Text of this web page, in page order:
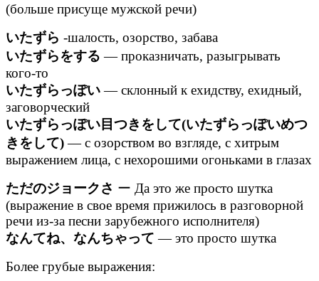
(больше присуще мужской речи)
いたずら -шалость, озорство, забава
いたずらをする — проказничать, разыгрывать
кого-то
いたずらっぽい— склонный к ехидству, ехидный,
заговорческий
いたずらっぽい目つきをして(いたずらっぽいめつ
きをして)— с озорством во взгляде, с хитрым
выражением лица, с нехорошими огоньками в глазах
ただのジョークさ ー Да это же просто шутка
(выражение в свое время прижилось в разговорной
речи из-за песни зарубежного исполнителя)
なんてね、なんちゃって — это просто шутка
Более грубые выражения: